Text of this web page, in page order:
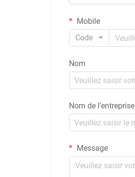
Mobile
Code
Nom
Nom de l'entreprise
Message